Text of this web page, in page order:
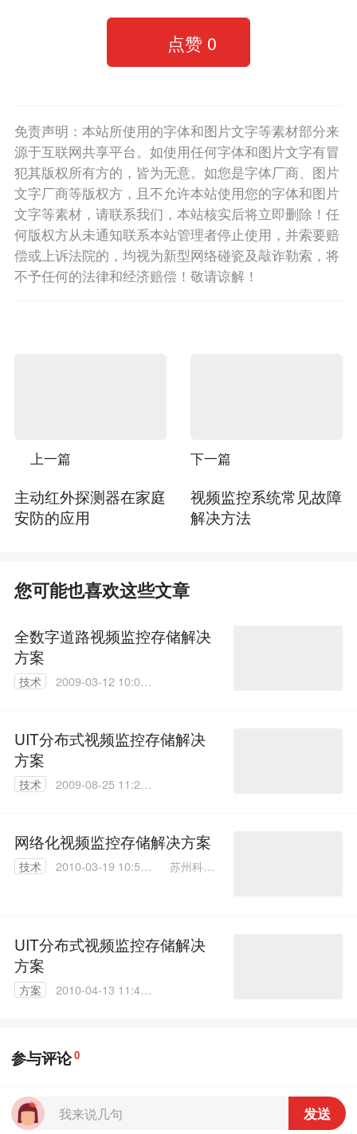
点赞 0
免责声明：本站所使用的字体和图片文字等素材部分来
源于互联网共享平台。如使用任何字体和图片文字有冒
犯其版权所有方的，皆为无意。如您是字体厂商、图片
文字厂商等版权方，且不允许本站使用您的字体和图片
文字等素材，请联系我们，本站核实后将立即删除！任
何版权方从未通知联系本站管理者停止使用，并索要赔
偿或上诉法院的，均视为新型网络碰瓷及敲诈勒索，将
不予任何的法律和经济赔偿！敬请谅解！
上一篇
主动红外探测器在家庭
安防的应用
下一篇
视频监控系统常见故障
解决方法
您可能也喜欢这些文章
全数字道路视频监控存储解决
方案
技术
2009-03-12 10:03:
UIT分布式视频监控存储解决
方案
技术
2009-08-25 11:29:
网络化视频监控存储解决方案
技术
2010-03-19 10:55:
苏州科达
UIT分布式视频监控存储解决
方案
方案
2010-04-13 11:49:
参与评论0
发送